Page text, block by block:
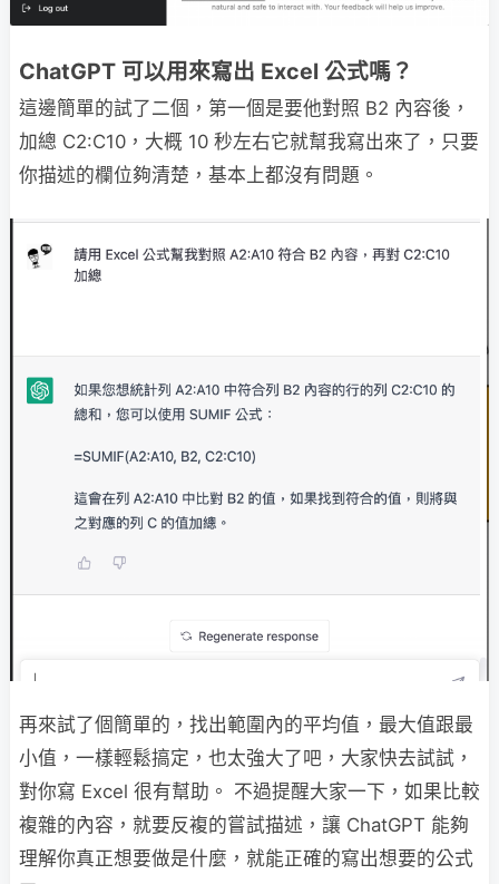
ChatGPT 可以用來寫出 Excel 公式嗎？
這邊簡單的試了二個，第一個是要他對照 B2 內容後，
加總 C2:C10，大概 10 秒左右它就幫我寫出來了，只要
你描述的欄位夠清楚，基本上都沒有問題。
再來試了個簡單的，找出範圍內的平均值，最大值跟最
小值，一樣輕鬆搞定，也太強大了吧，大家快去試試，
對你寫 Excel 很有幫助。 不過提醒大家一下，如果比較
複雜的內容，就要反複的嘗試描述，讓 ChatGPT 能夠
理解你真正想要做是什麼，就能正確的寫出想要的公式